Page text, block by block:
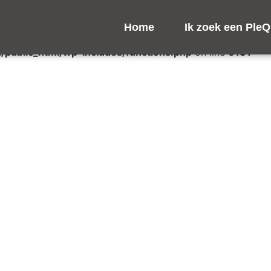
. Translation loading for the rocketdomain
be loaded at the
public_html/wp-includes/functions.phpon line6131
Home Ik zoek een PleQ